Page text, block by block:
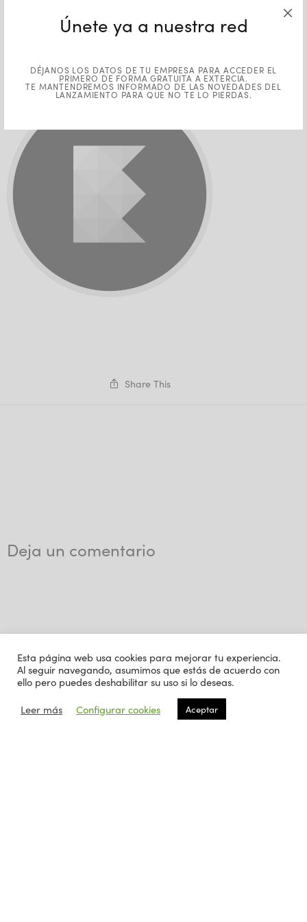
Únete ya a nuestra red
DÉJANOS LOS DATOS DE TU EMPRESA PARA ACCEDER EL
PRIMERO DE FORMA GRATUITA A EXTERCIA.
TE MANTENDREMOS INFORMADO DE LAS NOVEDADES DEL
LANZAMIENTO PARA QUE NO TE LO PIERDAS.
Light-Opaque
Share This
Deja un comentario
Esta página web usa cookies para mejorar tu experiencia.
Al seguir navegando, asumimos que estás de acuerdo con
ello pero puedes deshabilitar su uso si lo deseas.
Leer más
Configurar cookies Aceptar